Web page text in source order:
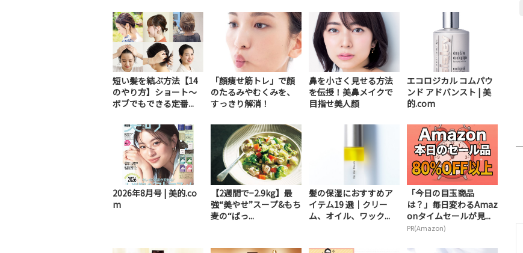
短い髪を結ぶ方法【14
のやり方】ショート～
ボブでもできる定番...
「顔痩せ筋トレ」で顔
のたるみやむくみを、
すっきり解消！
鼻を小さく見せる方法
を伝授！美鼻メイクで
目指せ美人顔
エコロジカル コムパウ
ンド アドバンスト | 美
的.com
2026年8月号 | 美的.co
m
【2週間で−2.9kg】最
強“美やせ”スープ&もち
麦の“ばっ...
髪の保湿におすすめア
イテム19 選｜クリー
ム、オイル、ワック...
「今日の目玉商品
は？」毎日変わるAmaz
onタイムセールが見...
PR(Amazon)